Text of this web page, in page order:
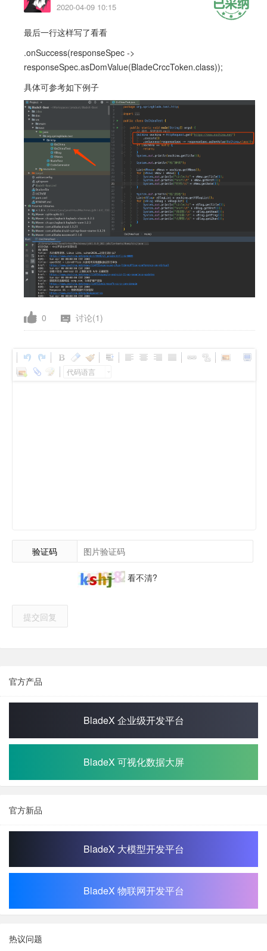
2020-04-09 10:15
最后一行这样写了看看
.onSuccess(responseSpec ->
responseSpec.asDomValue(BladeCrccToken.class));
具体可参考如下例子
0 讨论(1)
代码语言
验证码
看不清?
提交回复
官方产品
BladeX 企业级开发平台
BladeX 可视化数据大屏
官方新品
BladeX 大模型开发平台
BladeX 物联网开发平台
热议问题